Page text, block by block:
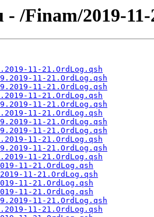
- /Finam/2019-11-
11-21.OrdLog.qsh
11-21.OrdLog.qsh
11-21.OrdLog.qsh
11-21.OrdLog.qsh
11-21.OrdLog.qsh
11-21.OrdLog.qsh
11-21.OrdLog.qsh
11-21.OrdLog.qsh
11-21.OrdLog.qsh
11-21.OrdLog.qsh
11-21.OrdLog.qsh
11-21.OrdLog.qsh
11-21.OrdLog.qsh
11-21.OrdLog.qsh
11-21.OrdLog.qsh
11-21.OrdLog.qsh
11-21.OrdLog.qsh